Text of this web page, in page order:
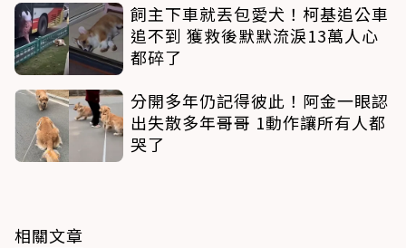
飼主下車就丟包愛犬！柯基追公車
追不到 獲救後默默流淚13萬人心
都碎了
分開多年仍記得彼此！阿金一眼認
出失散多年哥哥 1動作讓所有人都
哭了
相關文章